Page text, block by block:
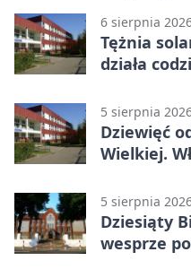
6 sierpnia
Tężnia
działa
5 sierpnia
Dziewięć
Wielkiej.
5 sierpnia
Dziesiąty
wesprze